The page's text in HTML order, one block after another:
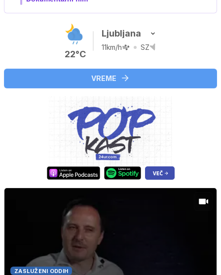
22°C
Ljubljana
11km/h SZ
VREME
ZASLUŽENI ODDIH